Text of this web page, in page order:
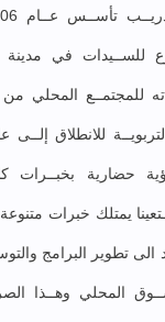
للســيدات في مدينة
للمجتمــع المحلي من
للانطلاق
حضارية بخبــرات
يمتلك خبرات
الى تطوير البرامج
المحلي وهــذا